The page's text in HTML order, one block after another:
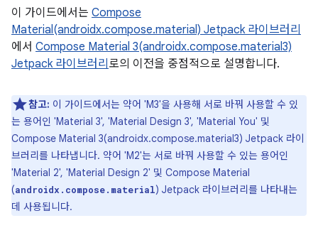
이 가이드에서는 Compose
Material(androidx.compose.material) Jetpack 라이브러리
에서 Compose Material 3(androidx.compose.material3)
Jetpack 라이브러리 로의 이전을 중점적으로 설명합니다.
참고: 이 가이드에서는 약어 'M3'을 사용해 서로 바꿔 사용할 수 있
는 용어인 'Material 3', 'Material Design 3', 'Material You' 및
Compose Material 3(androidx.compose.material3) Jetpack 라이
브러리를 나타냅니다. 약어 'M2'는 서로 바꿔 사용할 수 있는 용어인
'Material 2', 'Material Design 2' 및 Compose Material
(androidx.compose.material) Jetpack 라이브러리를 나타내는
데 사용됩니다.